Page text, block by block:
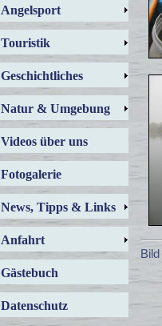
Angelsport
Touristik
Geschichtliches
Natur & Umgebung
Videos über uns
Fotogalerie
News, Tipps & Links
Anfahrt
Gästebuch
Datenschutz